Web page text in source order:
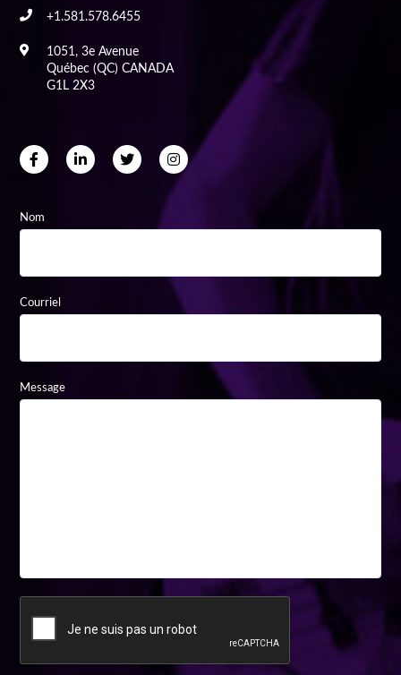
+1.581.578.6455
1051, 3e Avenue
Québec (QC) CANADA
G1L 2X3
Nom
Courriel
Message